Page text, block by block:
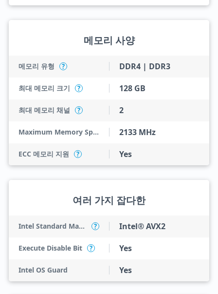
메모리 사양
메모리 유형 ? DDR4 | DDR3
최대 메모리 크기 ? 128 GB
최대 메모리 채널 ? 2
Maximum Memory Speed 2133 MHz
ECC 메모리 지원 ? Yes
여러 가지 잡다한
Intel Standard Manageability (ISM) ? Intel® AVX2
Execute Disable Bit ? Yes
Intel OS Guard Yes